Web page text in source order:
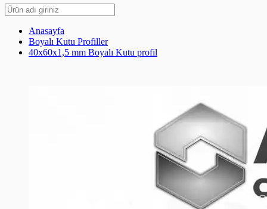
Anasayfa
Boyalı Kutu Profiller
40x60x1,5 mm Boyalı Kutu profil